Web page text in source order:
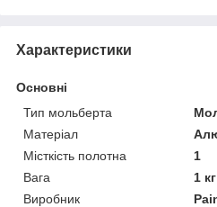
Характеристики
Основні
Тип мольберта
Матеріал
Місткість полотна
1
Вага
1 кг
Виробник